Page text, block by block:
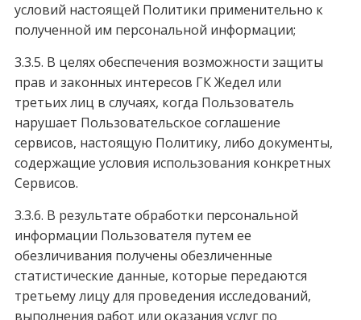
условий настоящей Политики применительно к
полученной им персональной информации;
3.3.5. В целях обеспечения возможности защиты
прав и законных интересов ГК Жедел или
третьих лиц в случаях, когда Пользователь
нарушает Пользовательское соглашение
сервисов, настоящую Политику, либо документы,
содержащие условия использования конкретных
Сервисов.
3.3.6. В результате обработки персональной
информации Пользователя путем ее
обезличивания получены обезличенные
статистические данные, которые передаются
третьему лицу для проведения исследований,
выполнения работ или оказания услуг по